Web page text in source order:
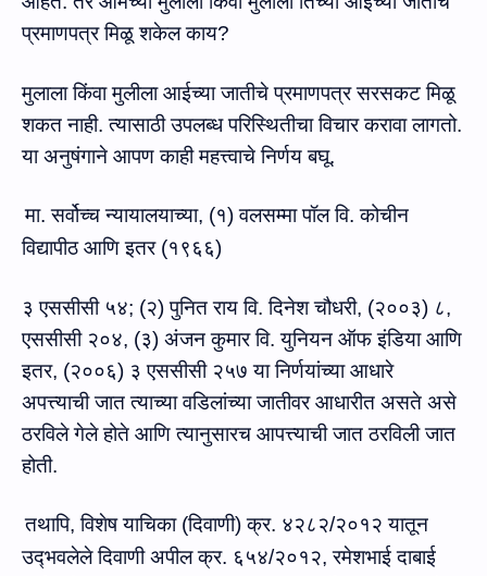
प्रमाणपत्र मिळू शकेल काय?
मुलाला किंवा मुलीला आईच्या जातीचे प्रमाणपत्र सरसकट मिळू
शकत नाही. त्यासाठी उपलब्ध परिस्थितीचा विचार करावा लागतो.
या अनुषंगाने आपण काही महत्त्वाचे निर्णय बघू.
मा. सर्वोच्च न्यायालयाच्‍या, (१) वलसम्‍मा पॉल वि. कोचीन
विद्यापीठ आणि इतर (१९६६)
३ एससीसी ५४; (२) पुनित राय वि. दिनेश चौधरी, (२००३) ८,
एससीसी २०४, (३) अंजन कुमार वि. युनियन ऑफ इंडिया आणि
इतर, (२००६) ३ एससीसी २५७ या निर्णयांच्‍या आधारे
अपत्त्‍याची जात त्याच्‍यावडिलांच्‍या जातीवर आधारीत असते असे
ठरविले गेले होते आणित्यानुसारच आपत्त्‍याची जात ठरविली जात
होती.
तथापि, विशेष याचिका (दिवाणी)क्र. ४२८२/२०१२ यातून
उद्‍भवलेले दिवाणी अपील क्र. ६५४/२०१२,रमेशभाई दाबाई